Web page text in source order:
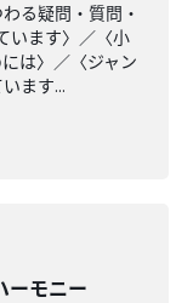
る疑問・質問・
います〉／〈小
は〉／〈ジャン
ます...
モニー